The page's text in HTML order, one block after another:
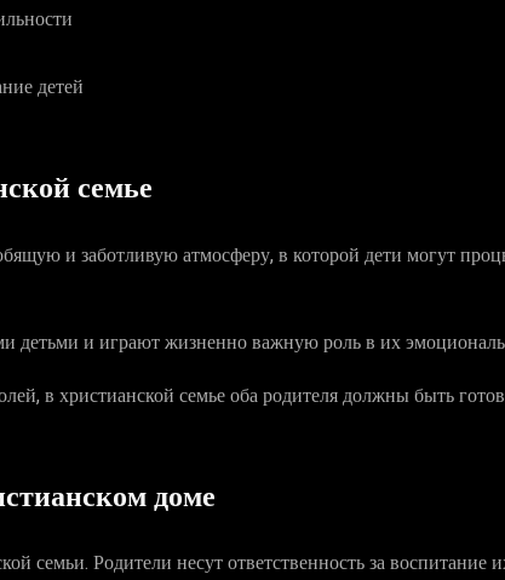
детей
семье
и заботливую атмосферу, в которой дети могут
детьми и играют жизненно важную роль в их
в христианской семье оба родителя должны быть
доме
семьи. Родители несут ответственность за